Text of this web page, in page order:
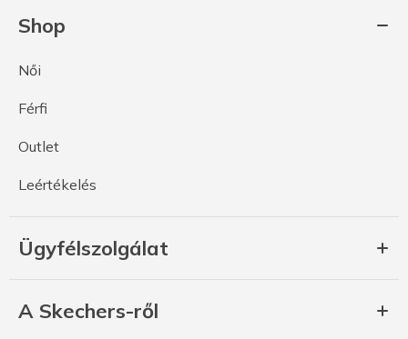
Shop
Női
Férfi
Outlet
Leértékelés
Ügyfélszolgálat
A Skechers-ről